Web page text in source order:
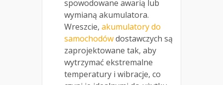
spowodowane awarią lub
wymianą akumulatora.
Wreszcie, akumulatory do
samochodówdostawczych są
zaprojektowane tak, aby
wytrzymać ekstremalne
temperatury i wibracje, co